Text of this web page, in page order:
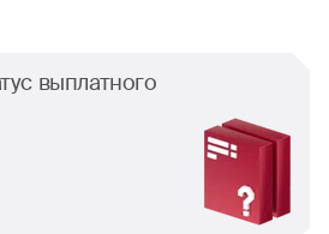
выплатного